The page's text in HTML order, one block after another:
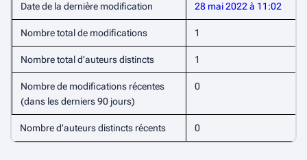
Date de la dernière modification 28 mai 2022 à 11:02
Nombre total de modifications 1
Nombre total d’auteurs distincts 1
Nombre de modifications récentes
(dans les derniers 90 jours)
0
Nombre d’auteurs distincts récents 0